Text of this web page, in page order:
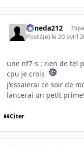
keneda212
Posté(e) le 20 avril
une nf7-s : rien de tel
cpu je crois
j'essaierai ce soir de
lancerai un petit
Citer